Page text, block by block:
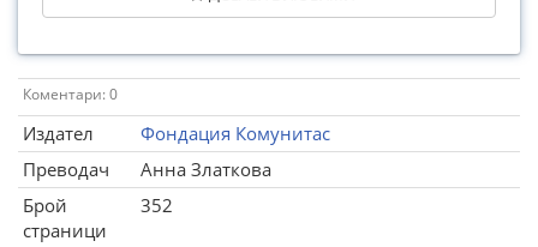
Коментари: 0
Издател
Фондация Комунитас
Преводач
Анна Златкова
Брой
страници
352